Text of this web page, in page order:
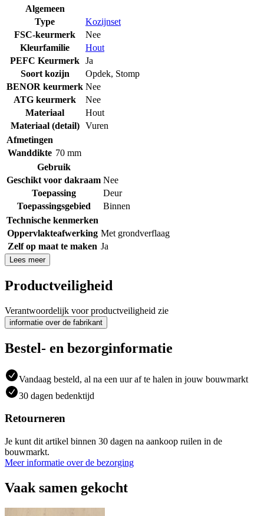
Algemeen
Type
Kozijnset
FSC-keurmerk
Nee
Kleurfamilie
Hout
PEFC Keurmerk Ja
Soort kozijn
Opdek, Stomp
BENOR keurmerk Nee
ATG keurmerk
Nee
Materiaal
Hout
Materiaal (detail)
Vuren
Afmetingen
Wanddikte 70 mm
Gebruik
Geschikt voor dakraam Nee
Toepassing
Deur
Toepassingsgebied
Binnen
Technische kenmerken
Oppervlakteafwerking Met grondverflaag
Zelf op maat te maken Ja
Lees meer
Productveiligheid
Verantwoordelijk voor productveiligheid zie
informatie over de fabrikant
Bestel- en bezorginformatie
Vandaag besteld, al na een uur af te halen in jouw bouwmarkt
30 dagen bedenktijd
Retourneren
Je kunt dit artikel binnen 30 dagen na aankoop ruilen in de
bouwmarkt.
Meer informatie over de bezorging
Vaak samen gekocht